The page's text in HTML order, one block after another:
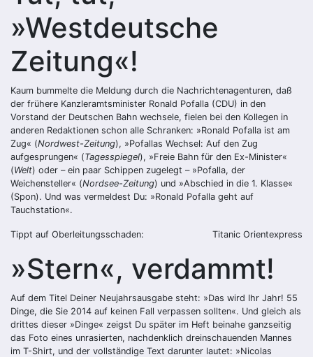
»Westdeutsche
Zeitung«!
Kaum bummelte die Meldung durch die Nachrichtenagenturen, daß
der frühere Kanzleramtsminister Ronald Pofalla (CDU) in den
Vorstand der Deutschen Bahn wechsele, fielen bei den Kollegen in
anderen Redaktionen schon alle Schranken: »Ronald Pofalla ist am
Zug« (Nordwest-Zeitung), »Pofallas Wechsel: Auf den Zug
aufgesprungen« (Tagesspiegel), »Freie Bahn für den Ex-Minister«
(Welt) oder – ein paar Schippen zugelegt – »Pofalla, der
Weichensteller« (Nordsee-Zeitung) und »Abschied in die 1. Klasse«
(Spon). Und was vermeldest Du: »Ronald Pofalla geht auf
Tauchstation«.
Tippt auf Oberleitungsschaden: Titanic Orientexpress
»Stern«, verdammt!
Auf dem Titel Deiner Neujahrsausgabe steht: »Das wird Ihr Jahr! 55
Dinge, die Sie 2014 auf keinen Fall verpassen sollten«. Und gleich als
drittes dieser »Dinge« zeigst Du später im Heft beinahe ganzseitig
das Foto eines unrasierten, nachdenklich dreinschauenden Mannes
im T-Shirt, und der vollständige Text darunter lautet: »Nicolas